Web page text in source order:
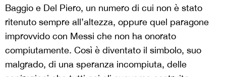
Baggio e Del Piero, un numero di cui non è stato
ritenuto sempre all’altezza, oppure quel paragone
improvvido con Messi che non ha onorato
compiutamente. Così è diventato il simbolo, suo
malgrado, di una speranza incompiuta, delle